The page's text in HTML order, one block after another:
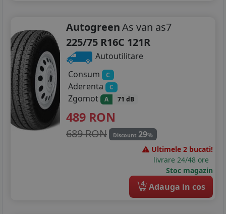
AutogreenAs van as7
225/75 R16C 121R
Autoutilitare
Consum
C
Aderenta C
Zgomot A 71 dB
489 RON
689 RON Discount 29%
Ultimele 2 bucati!
livrare 24/48 ore
Stoc magazin
4 Adauga in cos